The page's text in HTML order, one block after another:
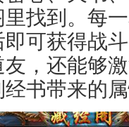
找到。每
可获得战
，还能够
书带来的